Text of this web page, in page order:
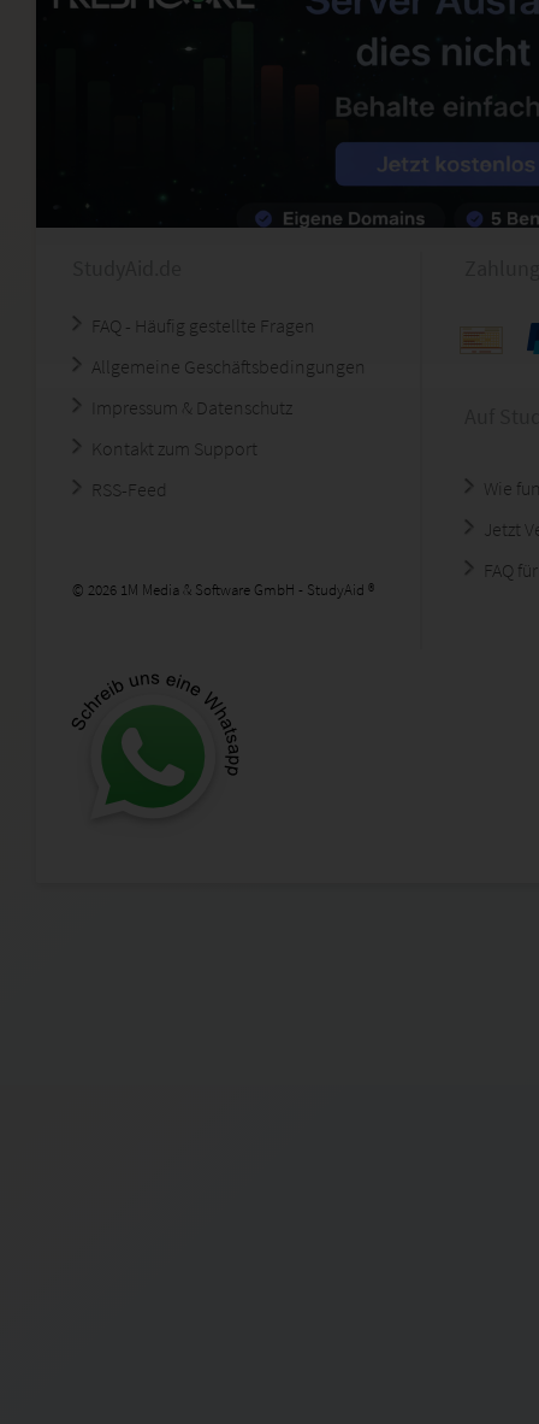
FAQ - Häufig gestellte Fragen
Allgemeine Geschäftsbedingungen
Impressum & Datenschutz
Kontakt zum Support
RSS-Feed
© 2026 1M Media & Software GmbH - StudyAid ®
Wie
Jetzt
FAQ